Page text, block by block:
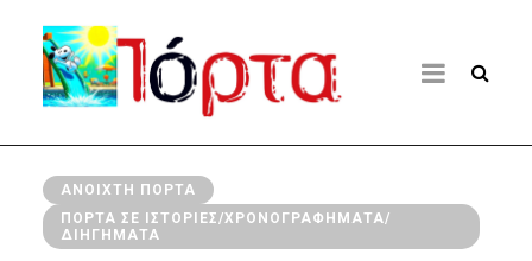
ΑΝΟΙΧΤΉ ΠΌΡΤΑ
ΠΌΡΤΑ ΣΕ ΙΣΤΟΡΊΕΣ/ΧΡΟΝΟΓΡΑΦΉΜΑΤΑ/
ΔΙΗΓΉΜΑΤΑ